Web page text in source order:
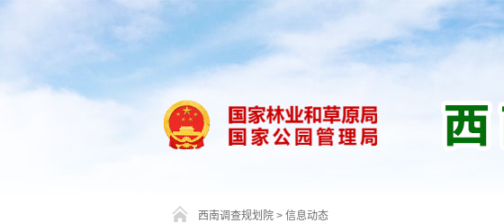
西南调查规划院 > 信息动态